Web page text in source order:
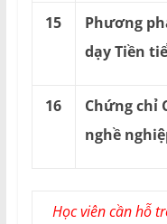
15
Phương
dạy Tiền
16
Chứng chỉ
nghề
Học viên cần hỗ